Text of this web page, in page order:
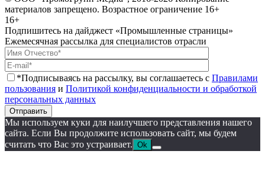
материалов запрещено. Возрастное ограничение 16+
16+
Подпишитесь на дайджест «Промышленные страницы»
Ежемесячная рассылка для специалистов отрасли
*Подписываясь на рассылку, вы соглашаетесь с Правилами
пользования и Политикой конфиденциальности и обработкой
персональных данных
Отправить
Мы используем куки для наилучшего представления нашего
сайта. Если Вы продолжите использовать сайт, мы будем
считать что Вас это устраивает. Ok